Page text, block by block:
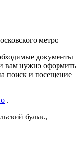
метро
документы
вам нужно оформить
поиск и посещение
.
бульв.,